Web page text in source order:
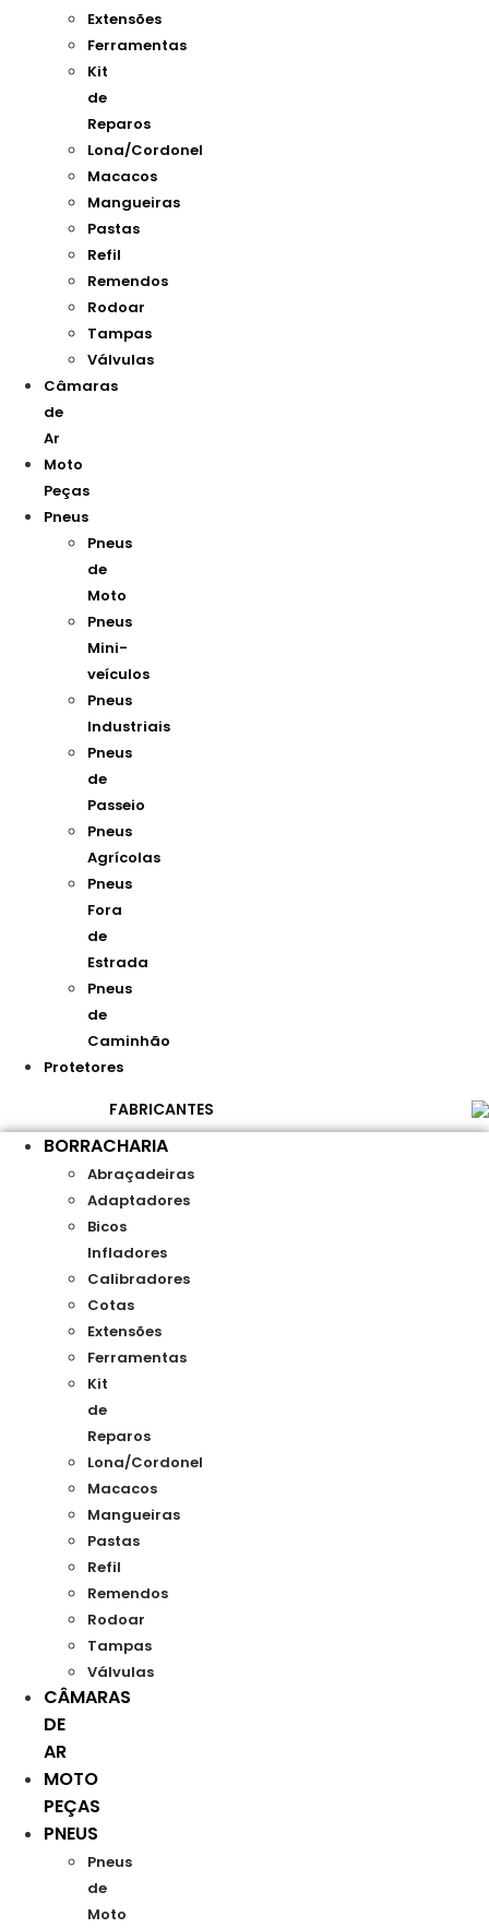
Extensões
Ferramentas
Kit
de
Reparos
Lona/Cordonel
Macacos
Mangueiras
Pastas
Refil
Remendos
Rodoar
Tampas
Válvulas
Câmaras
de
Ar
Moto
Peças
Pneus
Pneus
de
Moto
Pneus
Mini-
veículos
Pneus
Industriais
Pneus
de
Passeio
Pneus
Agrícolas
Pneus
Fora
de
Estrada
Pneus
de
Caminhão
Protetores
FABRICANTES
BORRACHARIA
Abraçadeiras
Adaptadores
Bicos
Infladores
Calibradores
Cotas
Extensões
Ferramentas
Kit
de
Reparos
Lona/Cordonel
Macacos
Mangueiras
Pastas
Refil
Remendos
Rodoar
Tampas
Válvulas
CÂMARAS
DE
AR
MOTO
PEÇAS
PNEUS
Pneus
de
Moto